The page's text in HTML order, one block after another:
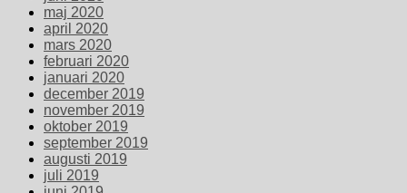
maj 2020
april 2020
mars 2020
februari 2020
januari 2020
december 2019
november 2019
oktober 2019
september 2019
augusti 2019
juli 2019